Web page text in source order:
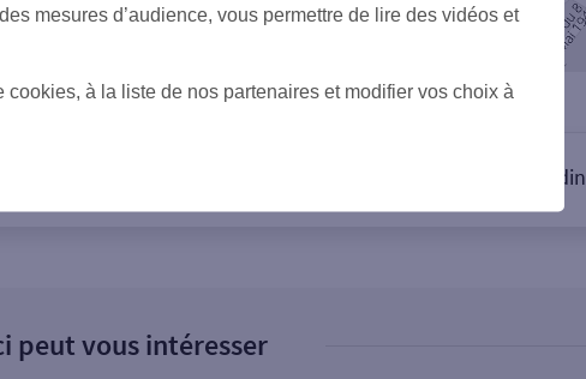
sur Linkedin
peut vous intéresser
mesures d’audience, vous permettre de lire des vidéos et
à la liste de nos partenaires et modifier vos choix à